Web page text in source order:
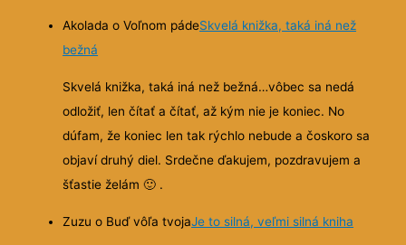
Akolada o Voľnom pádeSkvelá knižka, taká iná než
bežná
Skvelá knižka, taká iná než bežná…vôbec sa nedá
odložiť, len čítať a čítať, až kým nie je koniec. No
dúfam, že koniec len tak rýchlo nebude a čoskoro sa
objaví druhý diel. Srdečne ďakujem, pozdravujem a
šťastie želám🙂 .
Zuzu o Buď vôľa tvojaJe to silná, veľmi silná kniha